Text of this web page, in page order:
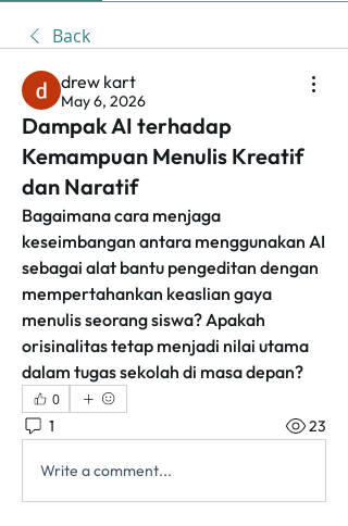
Back
drew kart
May 6, 2026
Dampak AI terhadap
Kemampuan Menulis Kreatif
dan Naratif
Bagaimana cara menjaga
keseimbangan antara menggunakan AI
sebagai alat bantu pengeditan dengan
mempertahankan keaslian gaya
menulis seorang siswa? Apakah
orisinalitas tetap menjadi nilai utama
dalam tugas sekolah di masa depan?
0
1 23
Write a comment...